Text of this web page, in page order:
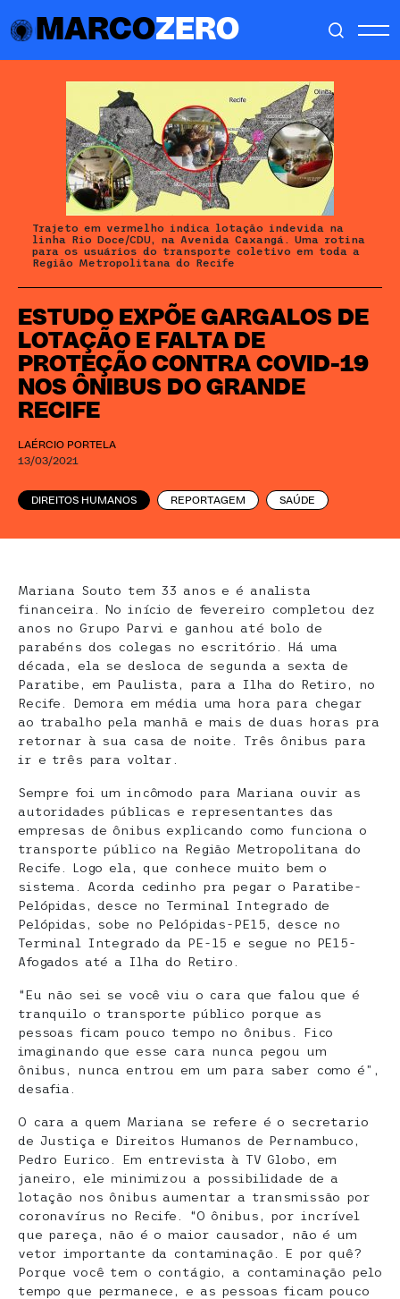
MARCOZERO
ESTUDO EXPÕE GARGALOS DE
LOTAÇÃO E FALTA DE
PROTEÇÃO CONTRA COVID-19
NOS ÔNIBUS DO GRANDE
RECIFE
LAÉRCIO PORTELA
13/03/2021
DIREITOS HUMANOS REPORTAGEM SAÚDE
Trajeto em vermelho indica lotação indevida na
linha Rio Doce/CDU, na Avenida Caxangá. Uma rotina
para os usuários do transporte coletivo em toda a
Região Metropolitana do Recife
Mariana Souto tem 33 anos e é analista
financeira. No início de fevereiro completou dez
anos no Grupo Parvi e ganhou até bolo de
parabéns dos colegas no escritório. Há uma
década, ela se desloca de segunda a sexta de
Paratibe, em Paulista, para a Ilha do Retiro, no
Recife. Demora em média uma hora para chegar
ao trabalho pela manhã e mais de duas horas pra
retornar à sua casa de noite. Três ônibus para
ir e três para voltar.
Sempre foi um incômodo para Mariana ouvir as
autoridades públicas e representantes das
empresas de ônibus explicando como funciona o
transporte público na Região Metropolitana do
Recife. Logo ela, que conhece muito bem o
sistema. Acorda cedinho pra pegar o Paratibe-
Pelópidas, desce no Terminal Integrado de
Pelópidas, sobe no Pelópidas-PE15, desce no
Terminal Integrado da PE-15 e segue no PE15-
Afogados até a Ilha do Retiro.
“Eu não sei se você viu o cara que falou que é
tranquilo o transporte público porque as
pessoas ficam pouco tempo no ônibus. Fico
imaginando que esse cara nunca pegou um
ônibus, nunca entrou em um para saber como é”,
desafia.
O cara a quem Mariana se refere é o secretario
de Justiça e Direitos Humanos de Pernambuco,
Pedro Eurico. Em entrevista à TV Globo, em
janeiro, ele minimizou a possibilidade de a
lotação nos ônibus aumentar a transmissão por
coronavírus no Recife. “O ônibus, por incrível
que pareça, não é o maior causador, não é um
vetor importante da contaminação. E por quê?
Porque você tem o contágio, a contaminação pelo
tempo que permanece, e as pessoas ficam pouco